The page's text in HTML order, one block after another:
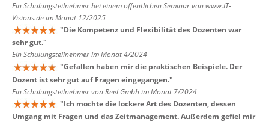
Ein Schulungsteilnehmer bei einem öffentlichen Seminar von www.IT-
Visions.de im Monat 12/2025
"Die Kompetenz und Flexibilität des Dozenten war
sehr gut."
Ein Schulungsteilnehmer im Monat 4/2024
"Gefallen haben mir die praktischen Beispiele. Der
Dozent ist sehr gut auf Fragen eingegangen."
Ein Schulungsteilnehmer von Reel Gmbh im Monat 7/2024
"Ich mochte die lockere Art des Dozenten, dessen
Umgang mit Fragen und das Zeitmanagement. Außerdem gefiel mir